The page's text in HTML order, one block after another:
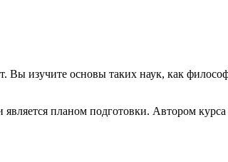
изучите основы таких наук, как
планом подготовки. Автором